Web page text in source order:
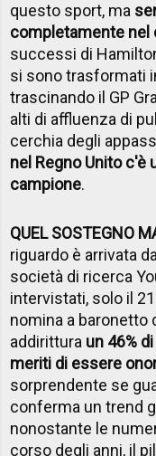
questo sport, ma
completamente nel
successi di
si sono trasformati
trascinando il GP
alti di affluenza di
cerchia degli
nel Regno Unito
campione.
QUEL SOSTEGNO
riguardo è arrivata
società di ricerca
intervistati, solo il
nomina a baronetto
addirittura un 46%
meriti di essere
sorprendente se
conferma un trend
nonostante le
corso degli anni, il